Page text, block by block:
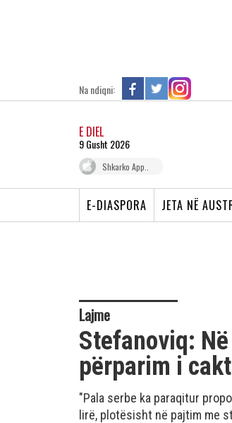
Na ndiqni:
E DIEL
9 Gusht 2026
Shkarko App..
E-DIASPORA JETA NË
Lajme
Stefanoviq:
përparim i
"Pala serbe ka paraqitur
lirë, plotësisht në pajtim me